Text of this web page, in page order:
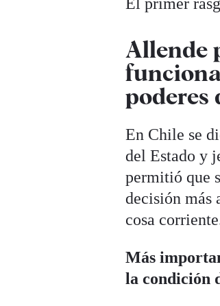
Allende
poderes
En Chile se
del Estado y
permitió que
decisión más
cosa
Más
la condición